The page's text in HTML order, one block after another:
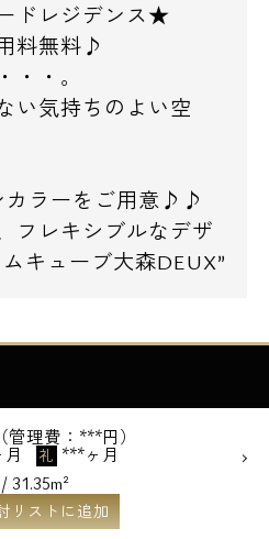
ドレジデンス★
料無料♪
・・。
い気持ちのよい空
カラーをご用意♪♪
フレキシブルなデザ
キューブ大森DEUX”
管理費：***円）
礼 ***ヶ月
31.35m²
リストに追加